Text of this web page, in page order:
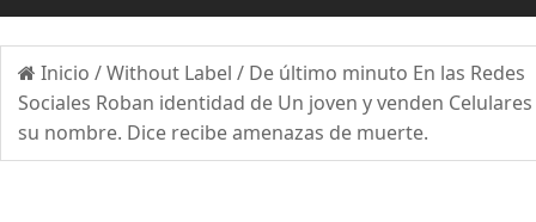
Inicio /Without Label / De último minuto En las Redes
Sociales Roban identidad de Un joven y venden Celulares
su nombre. Dice recibe amenazas de muerte.